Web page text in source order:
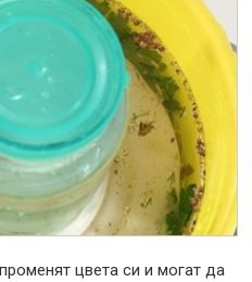
цвета си и могат да